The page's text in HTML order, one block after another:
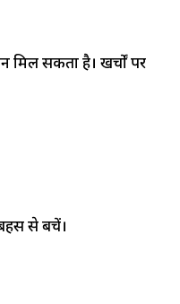
मिल सकता है। खर्चों पर
से बचें।